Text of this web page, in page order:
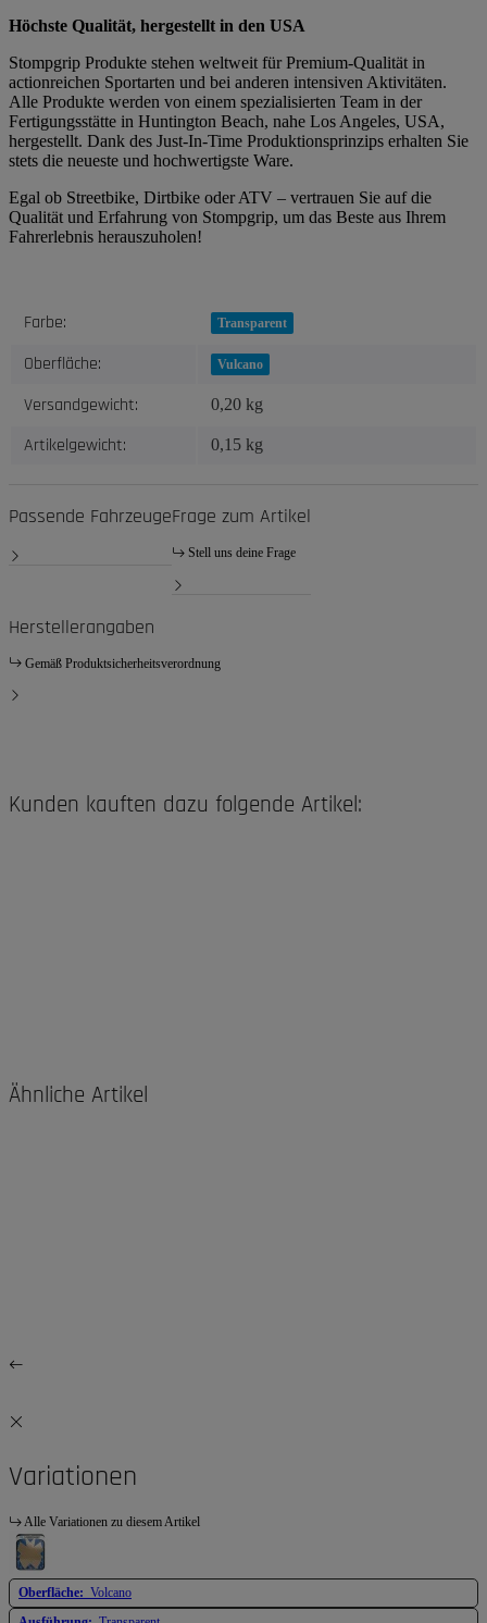
Höchste Qualität, hergestellt in den USA
Stompgrip Produkte stehen weltweit für Premium-Qualität in
actionreichen Sportarten und bei anderen intensiven Aktivitäten.
Alle Produkte werden von einem spezialisierten Team in der
Fertigungsstätte in Huntington Beach, nahe Los Angeles, USA,
hergestellt. Dank des Just-In-Time Produktionsprinzips erhalten Sie
stets die neueste und hochwertigste Ware.
Egal ob Streetbike, Dirtbike oder ATV – vertrauen Sie auf die
Qualität und Erfahrung von Stompgrip, um das Beste aus Ihrem
Fahrerlebnis herauszuholen!
Produkteigenschaft
Wert
Farbe: Transparent
Oberfläche: Vulcano
Versandgewicht: 0,20 kg
Artikelgewicht: 0,15 kg
Passende FahrzeugeFrage zum Artikel
Stell uns deine Frage
Herstellerangaben
Gemäß Produktsicherheitsverordnung
Kunden kauften dazu folgende Artikel:
Ähnliche Artikel
Variationen
Alle Variationen zu diesem Artikel
Oberfläche: Volcano